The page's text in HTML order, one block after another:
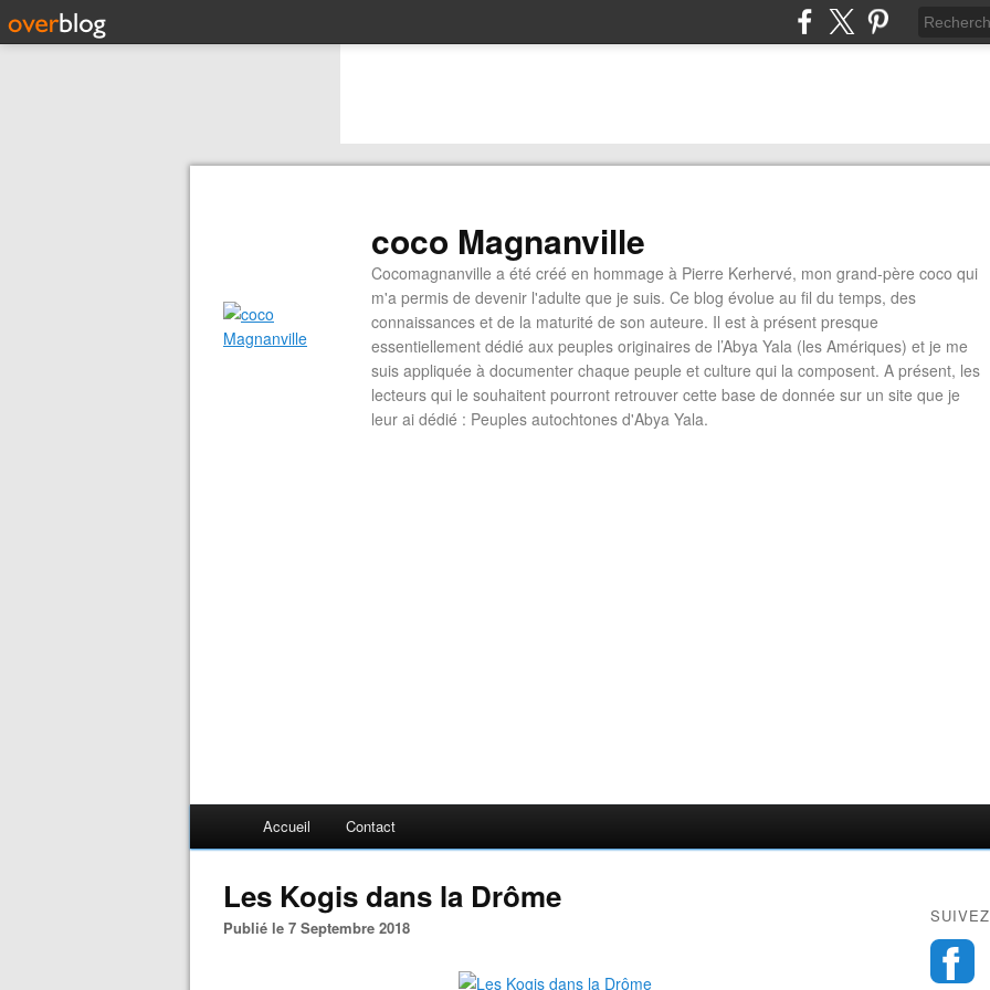
coco Magnanville
Cocomagnanville a été créé en hommage à Pierre Kerhervé, mon grand-père coco qui
m'a permis de devenir l'adulte que je suis. Ce blog évolue au fil du temps, des
connaissances et de la maturité de son auteure. Il est à présent presque
essentiellement dédié aux peuples originaires de l’Abya Yala (les Amériques) et je me
suis appliquée à documenter chaque peuple et culture qui la composent. A présent, les
lecteurs qui le souhaitent pourront retrouver cette base de donnée sur un site que je
leur ai dédié : Peuples autochtones d'Abya Yala.
Accueil Contact
Les Kogis dans la Drôme
Publié le 7 Septembre 2018